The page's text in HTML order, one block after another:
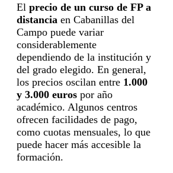
El precio de un curso de FP a
distancia en Cabanillas del
Campo puede variar
considerablemente
dependiendo de la institución y
del grado elegido. En general,
los precios oscilan entre 1.000
y 3.000 euros por año
académico. Algunos centros
ofrecen facilidades de pago,
como cuotas mensuales, lo que
puede hacer más accesible la
formación.